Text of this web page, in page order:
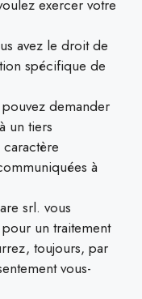
exercer votre
avez le droit de
spécifique de
demander
un tiers
à
srl. vous
un traitement
toujours, par
vous-